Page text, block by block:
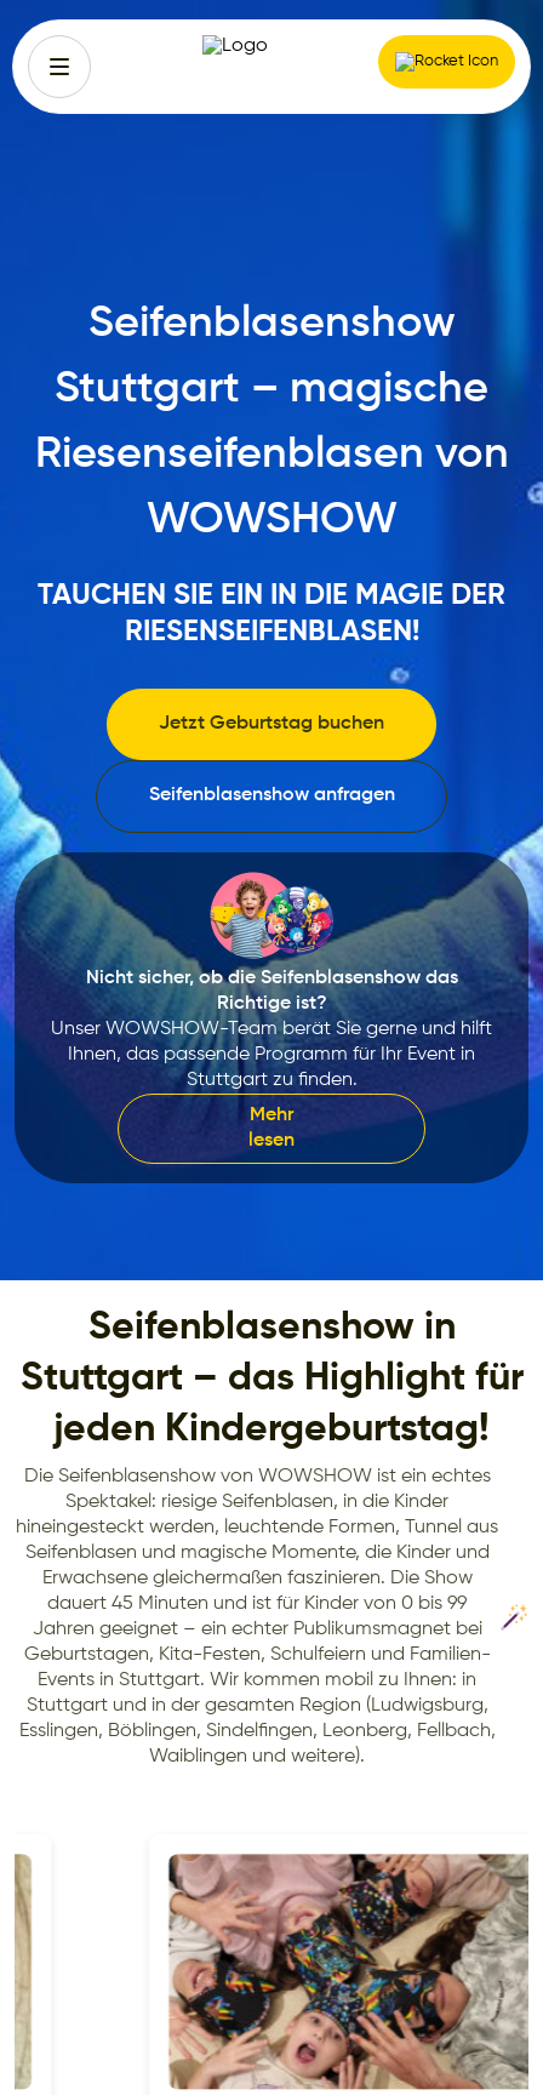
Seifenblasenshow
Stuttgart – magische
Riesenseifenblasen von
WOWSHOW
TAUCHEN SIE EIN IN DIE MAGIE DER
RIESENSEIFENBLASEN!
Jetzt Geburtstag buchen
Seifenblasenshow anfragen
Nicht sicher, ob die Seifenblasenshow das
Richtige ist?
Unser WOWSHOW-Team berät Sie gerne und hilft
Ihnen, das passende Programm für Ihr Event in
Stuttgart zu finden.
Mehr
lesen
Seifenblasenshow in
Stuttgart – das Highlight für
jeden Kindergeburtstag!
Die Seifenblasenshow von WOWSHOW ist ein echtes
Spektakel: riesige Seifenblasen, in die Kinder
hineingesteckt werden, leuchtende Formen, Tunnel aus
Seifenblasen und magische Momente, die Kinder und
Erwachsene gleichermaßen faszinieren. Die Show
dauert 45 Minuten und ist für Kinder von 0 bis 99
Jahren geeignet – ein echter Publikumsmagnet bei
Geburtstagen, Kita-Festen, Schulfeiern und Familien-
Events in Stuttgart. Wir kommen mobil zu Ihnen: in
Stuttgart und in der gesamten Region (Ludwigsburg,
Esslingen, Böblingen, Sindelfingen, Leonberg, Fellbach,
Waiblingen und weitere).